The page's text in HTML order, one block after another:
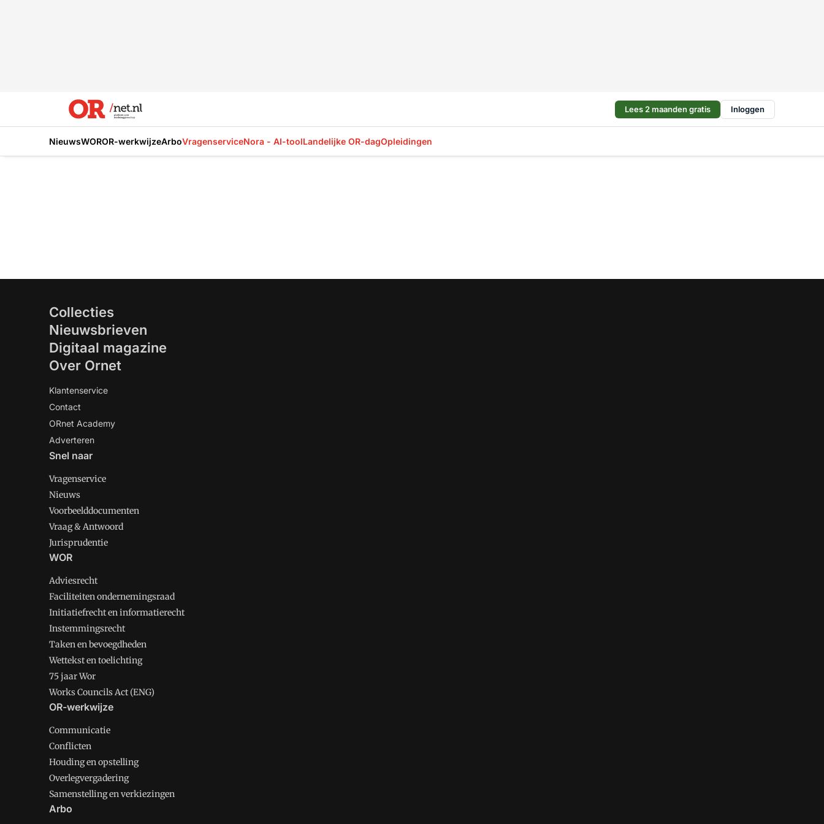
Lees 2 maanden gratis Inloggen
NieuwsWOROR-werkwijzeArboVragenserviceNora - AI-toolLandelijke OR-dagOpleidingen
Collecties
Nieuwsbrieven
Digitaal magazine
Over Ornet
Klantenservice
Contact
ORnet Academy
Adverteren
Snel naar
Vragenservice
Nieuws
Voorbeelddocumenten
Vraag & Antwoord
Jurisprudentie
WOR
Adviesrecht
Faciliteiten ondernemingsraad
Initiatiefrecht en informatierecht
Instemmingsrecht
Taken en bevoegdheden
Wettekst en toelichting
75 jaar Wor
Works Councils Act (ENG)
OR-werkwijze
Communicatie
Conflicten
Houding en opstelling
Overlegvergadering
Samenstelling en verkiezingen
Arbo